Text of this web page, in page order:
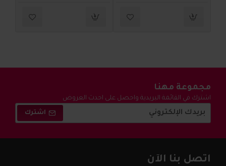
مجموعة مهنا
اشترك في القائمة البريدية واحصل على احدث العروض
والتخفيضات !
اشترك
اتصل بنا الآن